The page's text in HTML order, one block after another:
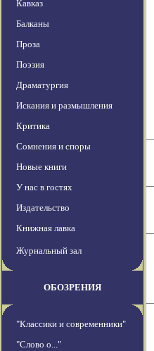
Кавказ
Балканы
Проза
Поэзия
Драматургия
Искания и размышления
Критика
Сомнения и споры
Новые книги
У нас в гостях
Издательство
Книжная лавка
Журнальный зал
ОБОЗРЕНИЯ
"Классики и современники"
"Слово о..."